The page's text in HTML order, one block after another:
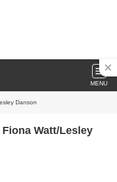
MENU
Danson
Watt/Lesley